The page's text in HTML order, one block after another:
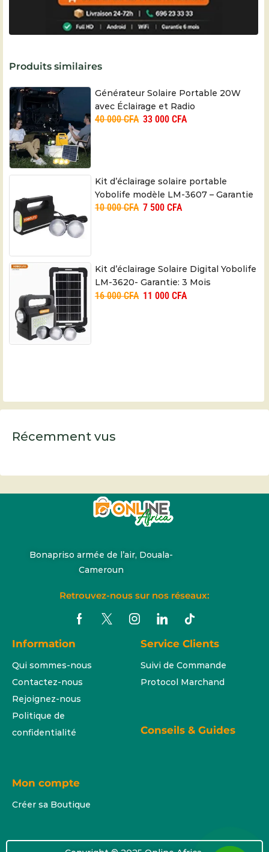
Produits similaires
Générateur Solaire Portable 20W
avec Éclairage et Radio
40 000CFA 33 000 CFA
Kit d’éclairage solaire portable
Yobolife modèle LM-3607 – Garantie
3 Mois
10 000CFA 7 500 CFA
Kit d’éclairage Solaire Digital Yobolife
LM-3620- Garantie: 3 Mois
16 000CFA 11 000 CFA
Récemment vus
Bonapriso armée de l’air, Douala-
Cameroun
Retrouvez-nous sur nos réseaux:
Information
Qui sommes-nous
Contactez-nous
Rejoignez-nous
Politique de
confidentialité
Service Clients
Suivi de Commande
Protocol Marchand
Conseils & Guides
Mon compte
Créer sa Boutique